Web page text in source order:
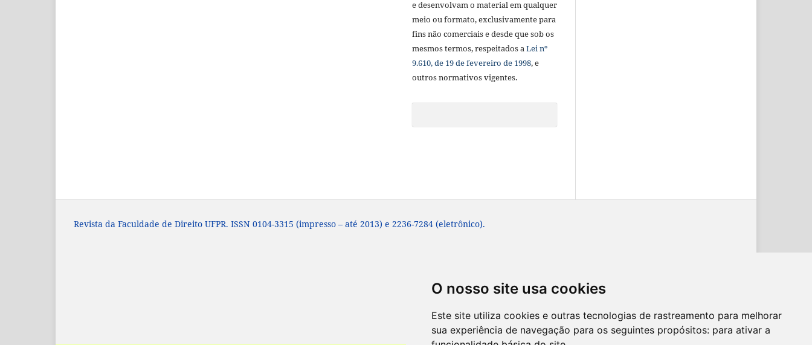
O nosso site usa cookies
Este site utiliza cookies e outras tecnologias de rastreamento para melhorar
sua experiência de navegação para os seguintes propósitos: para ativar a
e desenvolvam o material em qualquer
meio ou formato, exclusivamente para
fins não comerciais e desde que sob os
mesmos termos, respeitados aLei nº
9.610, de 19 de fevereiro de 1998, e
outros normativos vigentes.
Revista da Faculdade de Direito UFPR. ISSN 0104-3315 (impresso – até 2013) e 2236-7284 (eletrônico).